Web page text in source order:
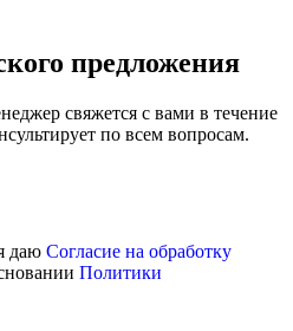
предложения
свяжется с вами в течение
по всем вопросам.
даю Согласие на обработку
Политики